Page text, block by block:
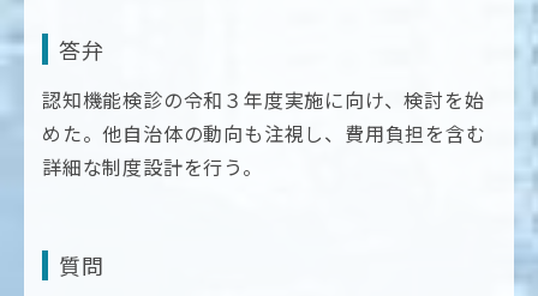
答弁
認知機能検診の令和３年度実施に向け、検討を始
めた。他自治体の動向も注視し、費用負担を含む
詳細な制度設計を行う。
質問